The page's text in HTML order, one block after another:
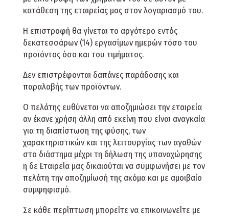
κατάθεση της εταιρείας μας στον λογαριασμό του.
Η επιστροφή θα γίνεται το αργότερο εντός
δεκατεσσάρων (14) εργασίμων ημερών τόσο του
προϊόντος όσο και του τιμήματος.
Δεν επιστρέφονται δαπάνες παράδοσης και
παραλαβής των προϊόντων.
Ο πελάτης ευθύνεται να αποζημιώσει την εταιρεία
αν έκανε χρήση άλλη από εκείνη που είναι αναγκαία
για τη διαπίστωση της φύσης, των
χαρακτηριστικών και της λειτουργίας των αγαθών
στο διάστημα μέχρι τη δήλωση της υπαναχώρησης
η δε Εταιρεία μας δικαιούται να συμφωνήσει με τον
πελάτη την αποζημίωσή της ακόμα και με αμοιβαίο
συμψηφισμό.
Σε κάθε περίπτωση μπορείτε να επικοινωνείτε με